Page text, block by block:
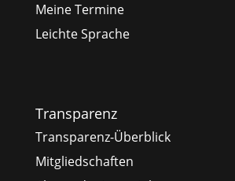
Meine Termine
Leichte Sprache
Transparenz
Transparenz-Überblick
Mitgliedschaften